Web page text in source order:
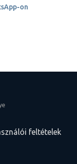
on
feltételek